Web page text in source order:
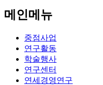
메인메뉴
중점사업
연구활동
학술행사
연구센터
연세경영연구